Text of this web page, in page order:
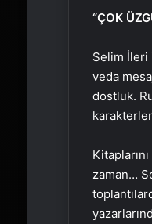
“ÇOK
Selim İleri
veda
dostluk.
zaman…